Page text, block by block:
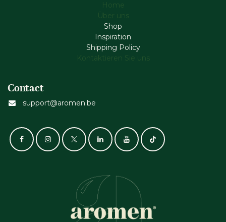
Home
Über uns
Shop
Inspiration
Shipping Policy
Kontaktieren Sie uns
Contact
support@aromen.be